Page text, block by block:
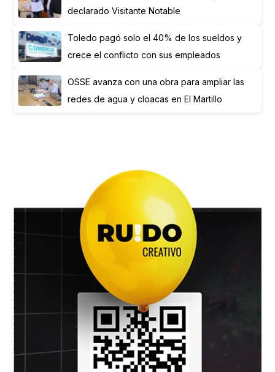
declarado Visitante Notable
Toledo pagó solo el 40% de los sueldos y
crece el conflicto con sus empleados
OSSE avanza con una obra para ampliar las
redes de agua y cloacas en El Martillo